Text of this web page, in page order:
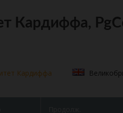
Кардиффа,
Кардиффа